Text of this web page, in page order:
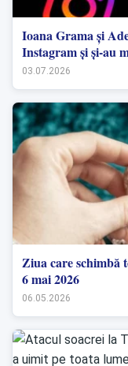
Ioana Grama și
Instagram și și-au
03.07.2026
Ziua care schimbă
6 mai 2026
06.05.2026